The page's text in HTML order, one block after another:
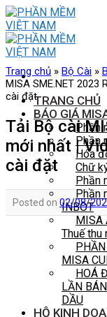
Skip
to
content
TRANG CHỦ
BÁO GIÁ
Phần
Phần
Hóa
Chữ
Phần
Phần
INBOT
MISA
Thuế thu
MISA
HOÁ
LẦN
DẦU
HỘ KINH
Trang chủ » Bộ Cài »
MISA SME.NET
cài đặt
Tải Bộ cài
mới nhất |
cài đặt
Posted on 02/08/